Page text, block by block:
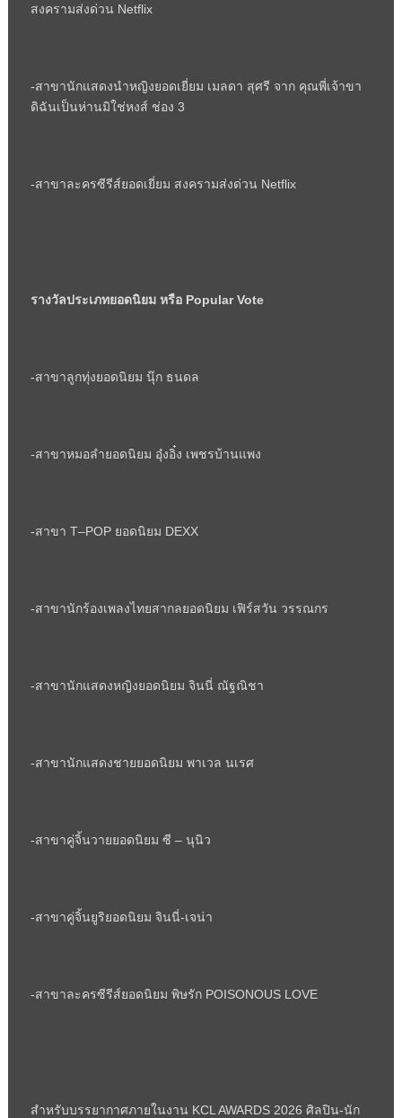
สงครามส่งด่วน Netflix
-สาขานักแสดงนำหญิงยอดเยี่ยม เมลดา สุศรี จาก คุณพี่เจ้าขา
ดิฉันเป็นห่านมิใช่หงส์ ช่อง 3
-สาขาละครซีรีส์ยอดเยี่ยม สงครามส่งด่วน Netflix
รางวัลประเภทยอดนิยม หรือ Popular Vote
-สาขาลูกทุ่งยอดนิยม นุ๊ก ธนดล
-สาขาหมอลำยอดนิยม อุ๋งอิ๋ง เพชรบ้านแพง
-สาขา T–POP ยอดนิยม DEXX
-สาขานักร้องเพลงไทยสากลยอดนิยม เฟิร์สวัน วรรณกร
-สาขานักแสดงหญิงยอดนิยม จินนี่ ณัฐณิชา
-สาขานักแสดงชายยอดนิยม พาเวล นเรศ
-สาขาคู่จิ้นวายยอดนิยม ซี – นุนิว
-สาขาคู่จิ้นยูริยอดนิยม จินนี่-เจน่า
-สาขาละครซีรีส์ยอดนิยม พิษรัก POISONOUS LOVE
สำหรับบรรยากาศภายในงาน KCL AWARDS 2026 ศิลปิน-นัก